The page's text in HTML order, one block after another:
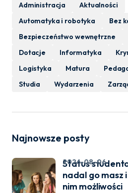
Administracja
Aktualności
Automatyka i robotyka
Bez
Bezpieczeństwo wewnętrzne
Dotacje
Informatyka
Logistyka
Matura
Studia
Wydarzenia
Najnowsze posty
Status
nadal go masz
nim możliwości
2026-08-06